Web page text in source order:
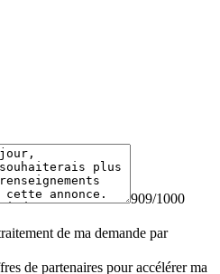
909/1000
de ma demande par
de partenaires pour accélérer ma